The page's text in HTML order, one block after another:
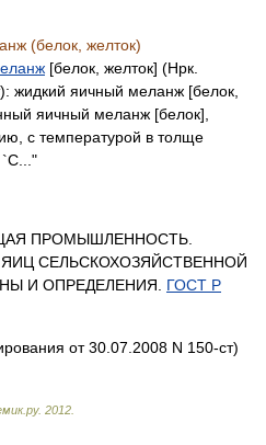
(белок, желток)
[белок, желток] (Нрк.
жидкий яичный меланж [белок,
яичный меланж [белок],
с температурой в толще
ПРОМЫШЛЕННОСТЬ.
СЕЛЬСКОХОЗЯЙСТВЕННОЙ
И ОПРЕДЕЛЕНИЯ. ГОСТ Р
от 30.07.2008 N 150-ст)
. 2012